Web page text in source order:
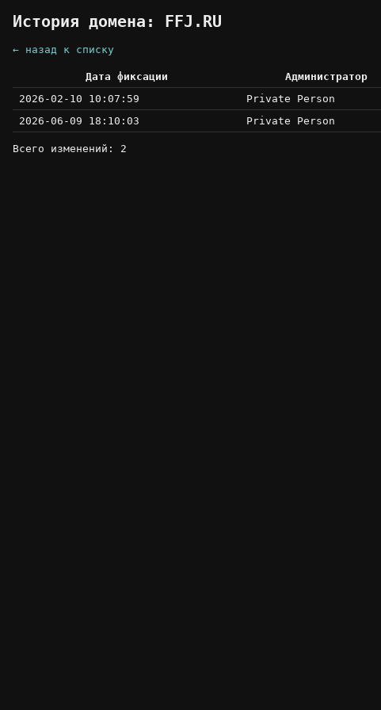
История домена: FFJ.RU
← назад к списку
Дата фиксации Администратор
2026-02-10 10:07:59
Private Person
2026-06-09 18:10:03
Private Person
Всего изменений: 2